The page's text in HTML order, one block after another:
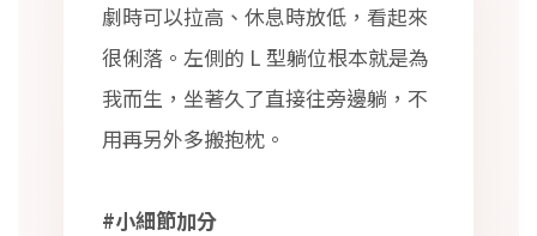
劇時可以拉高、休息時放低，看起來
很俐落。左側的 L 型躺位根本就是為
我而生，坐著久了直接往旁邊躺，不
用再另外多搬抱枕。
#小細節加分